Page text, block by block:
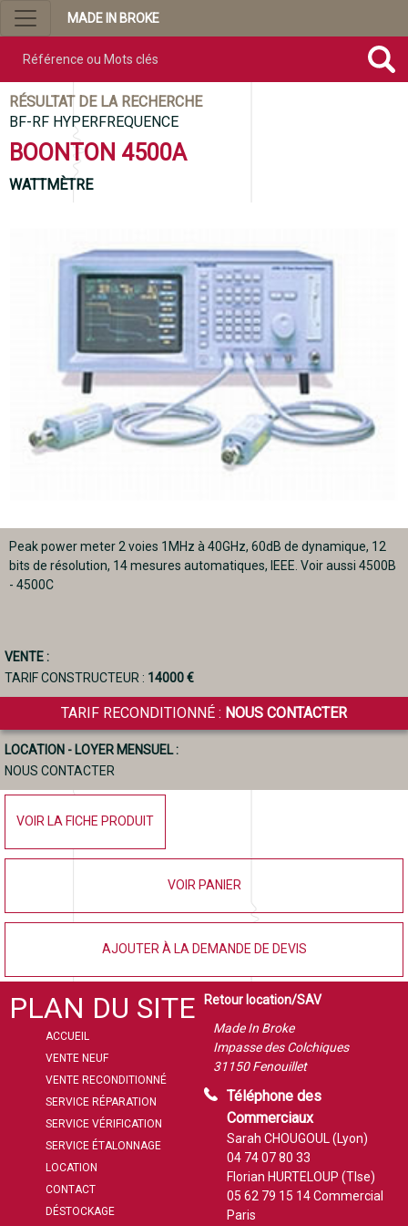
MADE IN BROKE
RÉSULTAT DE LA RECHERCHE
BF-RF HYPERFREQUENCE
BOONTON 4500A
WATTMÈTRE
Peak power meter 2 voies 1MHz à 40GHz, 60dB de dynamique, 12
bits de résolution, 14 mesures automatiques, IEEE. Voir aussi 4500B
- 4500C
VENTE :
TARIF CONSTRUCTEUR : 14000 €
TARIF RECONDITIONNÉ : NOUS CONTACTER
LOCATION - LOYER MENSUEL :
NOUS CONTACTER
VOIR LA FICHE PRODUIT
VOIR PANIER
AJOUTER À LA DEMANDE DE DEVIS
PLAN DU SITE
ACCUEIL
VENTE NEUF
VENTE RECONDITIONNÉ
SERVICE RÉPARATION
SERVICE VÉRIFICATION
SERVICE ÉTALONNAGE
LOCATION
CONTACT
DÉSTOCKAGE
Retour location/SAV
Made In Broke
Impasse des Colchiques
31150 Fenouillet
Téléphone des
Commerciaux
Sarah CHOUGOUL (Lyon)
04 74 07 80 33
Florian HURTELOUP (Tlse)
05 62 79 15 14Commercial
Paris